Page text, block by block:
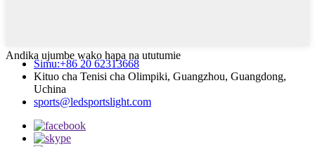
Andika ujumbe wako hapa na ututumie
Simu:+86 20 62313668
Kituo cha Tenisi cha Olimpiki, Guangzhou, Guangdong,
Uchina
sports@ledsportslight.com